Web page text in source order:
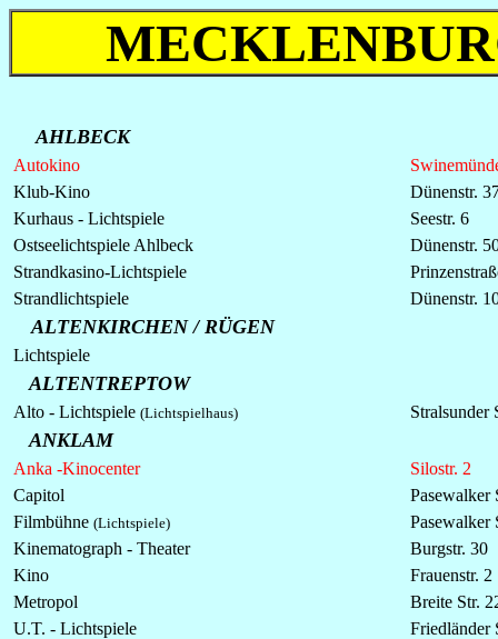
AHLBECK
Autokino
Klub-Kino
Dünenstr.
Kurhaus - Lichtspiele
Seestr. 6
Ostseelichtspiele Ahlbeck
Dünenstr.
Strandkasino-Lichtspiele
Strandlichtspiele
Dünenstr.
ALTENKIRCHEN / RÜGEN
Lichtspiele
ALTENTREPTOW
Alto - Lichtspiele (Lichtspielhaus) Stralsunder
ANKLAM
Anka -Kinocenter
Silostr. 2
Capitol
Pasewalker
Filmbühne (Lichtspiele)
Pasewalker
Kinematograph - Theater
Burgstr. 30
Kino
Frauenstr. 2
Metropol
Breite Str.
U.T. - Lichtspiele Friedländer